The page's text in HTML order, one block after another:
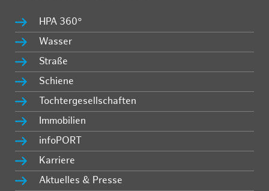
HPA 360°
Wasser
Straße
Schiene
Tochtergesellschaften
Immobilien
infoPORT
Karriere
Aktuelles & Presse